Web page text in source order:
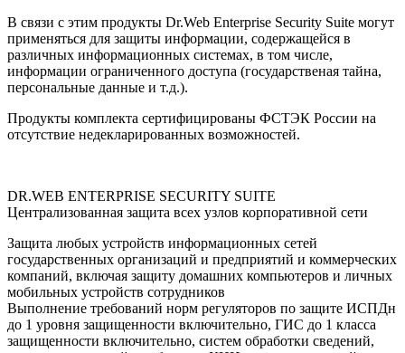
В связи с этим продукты Dr.Web Enterprise Security Suite могут
применяться для защиты информации, содержащейся в
различных информационных системах, в том числе,
информации ограниченного доступа (государственая тайна,
персональные данные и т.д.).
Продукты комплекта сертифицированы ФСТЭК России на
отсутствие недекларированных возможностей.
DR.WEB ENTERPRISE SECURITY SUITE
Централизованная защита всех узлов корпоративной сети
Защита любых устройств информационных сетей
государственных организаций и предприятий и коммерческих
компаний, включая защиту домашних компьютеров и личных
мобильных устройств сотрудников
Выполнение требований норм регуляторов по защите ИСПДн
до 1 уровня защищенности включительно, ГИС до 1 класса
защищенности включительно, систем обработки сведений,